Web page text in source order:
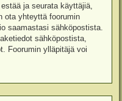
ja seurata käyttäjiä,
ota yhteyttä foorumin
saamastasi sähköpostista.
sähköpostista,
Foorumin ylläpitäjä voi